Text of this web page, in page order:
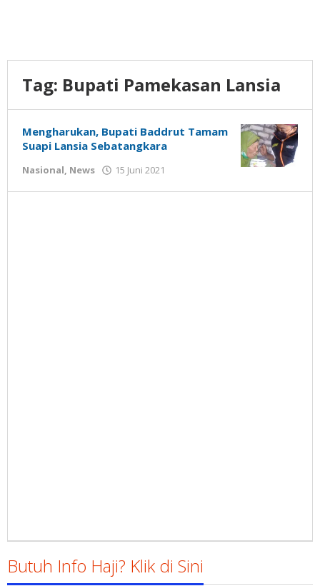
Tag: Bupati Pamekasan Lansia
Mengharukan, Bupati Baddrut Tamam
Suapi Lansia Sebatangkara
Nasional, News 15 Juni 2021
Susanto
Butuh Info Haji? Klik di Sini